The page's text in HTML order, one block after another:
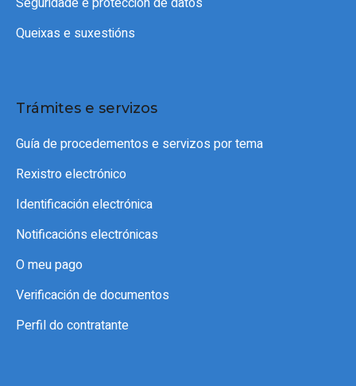
Queixas e suxestións
Trámites e servizos
Guía de procedementos e servizos por tema
Rexistro electrónico
Identificación electrónica
Notificacións electrónicas
O meu pago
Verificación de documentos
Perfil do contratante